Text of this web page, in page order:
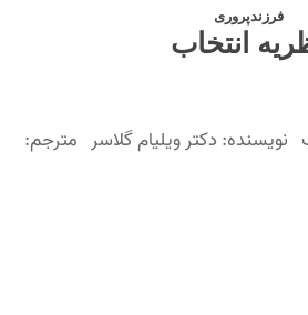
فرزندپروری
انتخاب
نویسنده: دکتر ویلیام گلاسر مترجم: